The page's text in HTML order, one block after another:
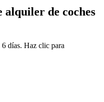
alquiler de coches
días. Haz clic para